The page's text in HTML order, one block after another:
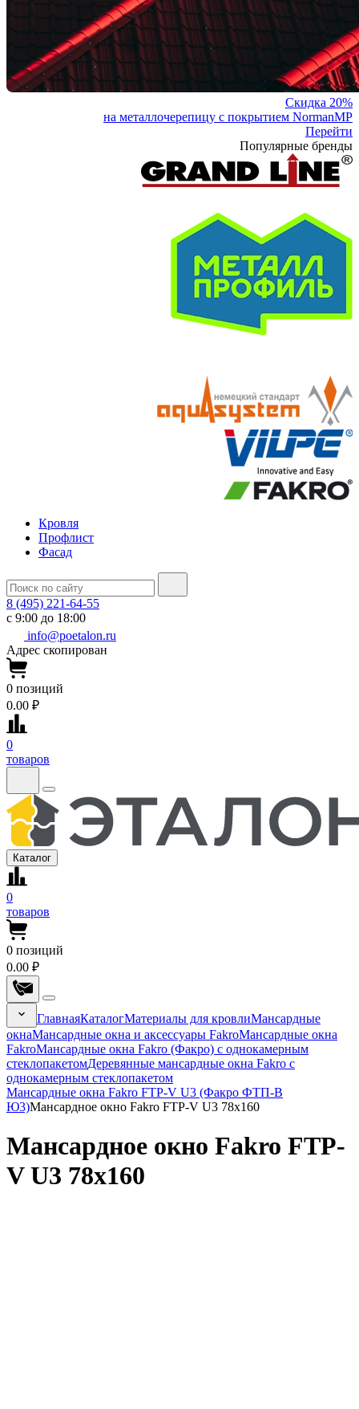
Скидка 20%
на металлочерепицу с покрытием NormanMP
Перейти
Популярные бренды
Кровля
Профлист
Фасад
8 (495) 221-64-55
с 9:00 до 18:00
info@poetalon.ru
Адрес скопирован
0 позиций
0.00 ₽
0
товаров
Каталог
0
товаров
0 позиций
0.00 ₽
ГлавнаяКаталогМатериалы для кровлиМансардные
окнаМансардные окна и аксессуары FakroМансардные окна
FakroМансардные окна Fakro (Факро) с однокамерным
стеклопакетомДеревянные мансардные окна Fakro с
однокамерным стеклопакетом
Мансардные окна Fakro FTP-V U3 (Факро ФТП-В
Ю3)Мансардное окно Fakro FTP-V U3 78x160
Мансардное окно Fakro FTP-
V U3 78x160